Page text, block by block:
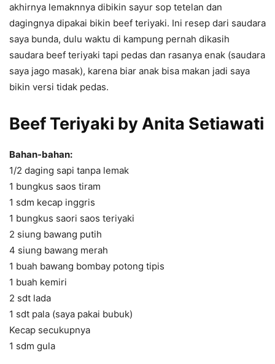
akhirnya lemaknnya dibikin sayur sop tetelan dan
dagingnya dipakai bikin beef teriyaki. Ini resep dari saudara
saya bunda, dulu waktu di kampung pernah dikasih
saudara beef teriyaki tapi pedas dan rasanya enak (saudara
saya jago masak), karena biar anak bisa makan jadi saya
bikin versi tidak pedas.
Beef Teriyaki by Anita Setiawati
Bahan-bahan:
1/2 daging sapi tanpa lemak
1 bungkus saos tiram
1 sdm kecap inggris
1 bungkus saori saos teriyaki
2 siung bawang putih
4 siung bawang merah
1 buah bawang bombay potong tipis
1 buah kemiri
2 sdt lada
1 sdt pala (saya pakai bubuk)
Kecap secukupnya
1 sdm gula